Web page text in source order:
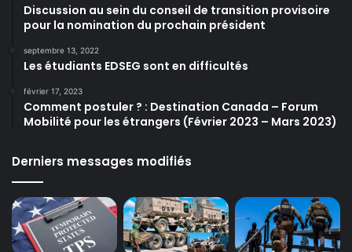
Discussion au sein du conseil de transition provisoire
pour la nomination du prochain président
septembre 13, 2022
Les étudiants EDSEG sont en difficultés
février 17, 2023
Comment postuler ? : Destination Canada – Forum
Mobilité pour les étrangers (Février 2023 – Mars 2023)
Derniers messages modifiés